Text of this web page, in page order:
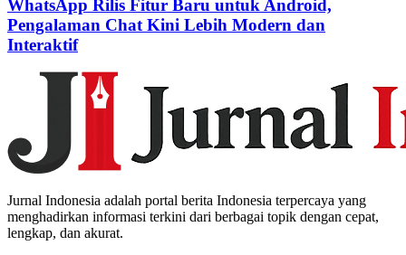
WhatsApp Rilis Fitur Baru untuk Android,
Pengalaman Chat Kini Lebih Modern dan
Interaktif
Jurnal Indonesia adalah portal berita Indonesia terpercaya yang
menghadirkan informasi terkini dari berbagai topik dengan cepat,
lengkap, dan akurat.